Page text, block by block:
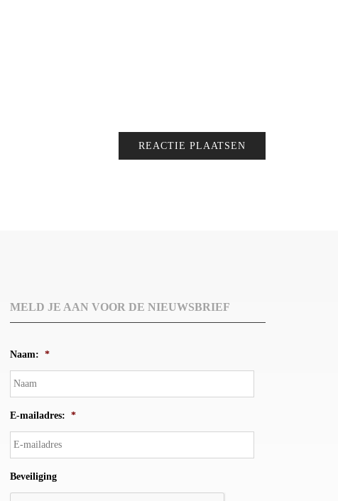
MELD JE AAN VOOR DE NIEUWSBRIEF
Naam: *
E-mailadres: *
Beveiliging